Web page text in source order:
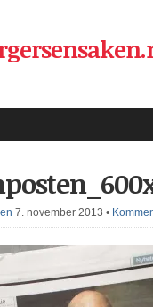
7. november 2013 •